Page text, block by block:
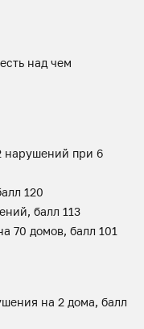
над чем
при 6
120
балл 113
70 домов, балл 101
на 2 дома, балл